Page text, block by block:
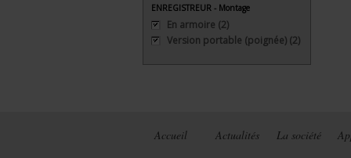
ENREGISTREUR - Montage
En armoire (2)
Version portable (poignée) (2)
Accueil Actualités La société